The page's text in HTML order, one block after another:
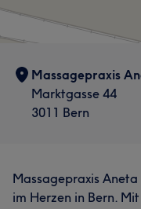
Massagepraxis
Marktgasse 44
3011 Bern
Massagepraxis
im Herzen in Bern.